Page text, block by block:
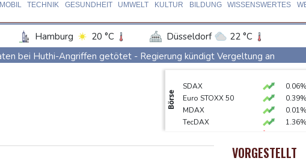
TECHNIK GESUNDHEIT UMWELT KULTUR BILDUNG WISSENSWERTES
Hamburg 20 °C Düsseldorf
22 °C
23 °C Leipzig 23 °C Dortmund
21 °C
Bremen
Wien
bei Huthi-Angriffen getötet - Regierung kündigt Vergeltung an
und Rösler gewinnen Silber und Bronze
Bombe in Kleinbus nahe Damaskus explodiert
übernimmt Ermittlungen zu Sprengstoff-Drohne in Leipzig
Börse
SDAX 0.06%
Euro STOXX 50
0.39%
MDAX
0.01%
TecDAX
1.36%
EUR/USD
-0.25%
0.05%
VORGESTELLT